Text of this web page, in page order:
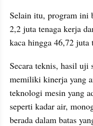
Selain itu, program ini
2,2 juta tenaga kerja
kaca hingga 46,72 juta
Secara teknis, hasil uji
memiliki kinerja yang
teknologi mesin yang
seperti kadar air,
berada dalam batas